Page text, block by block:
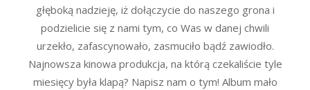
głęboką nadzieję, iż dołączycie do naszego grona i
podzielicie się z nami tym, co Was w danej chwili
urzekło, zafascynowało, zasmuciło bądź zawiodło.
Najnowsza kinowa produkcja, na którą czekaliście tyle
miesięcy była klapą? Napisz nam o tym! Album mało